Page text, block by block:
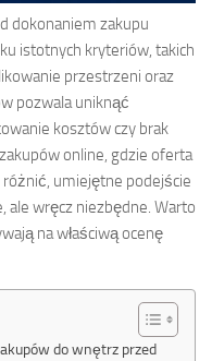
dokonaniem zakupu
istotnych kryteriów, takich
przestrzeni oraz
pozwala uniknąć
kosztów czy brak
online, gdzie oferta
różnić, umiejętne podejście
ale wręcz niezbędne. Warto
na właściwą ocenę
do wnętrz przed